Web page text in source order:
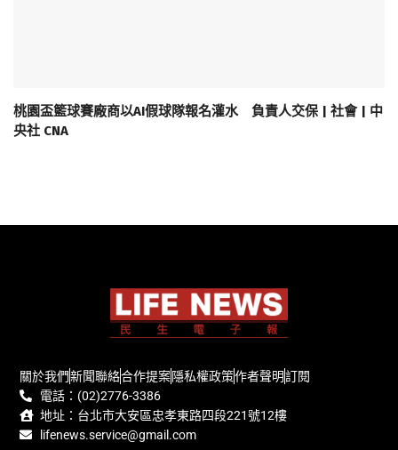
桃園盃籃球賽廠商以AI假球隊報名灌水 負責人交保 | 社會 | 中
央社 CNA
關於我們新聞聯絡合作提案隱私權政策作者聲明訂閱
電話：(02)2776-3386
地址：台北市大安區忠孝東路四段221號12樓
lifenews.service@gmail.com